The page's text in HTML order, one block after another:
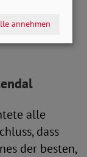
alle
dass
der besten,
annehmen